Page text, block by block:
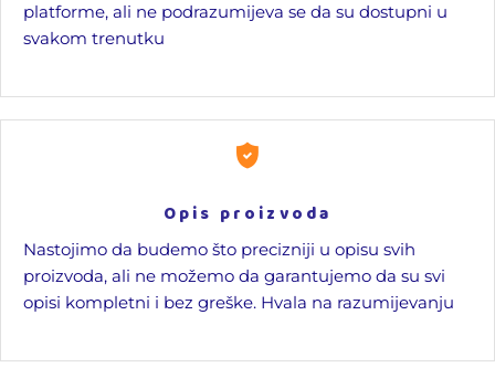
platforme, ali ne podrazumijeva se da su dostupni u
svakom trenutku
Opis proizvoda
Nastojimo da budemo što precizniji u opisu svih
proizvoda, ali ne možemo da garantujemo da su svi
opisi kompletni i bez greške. Hvala na razumijevanju